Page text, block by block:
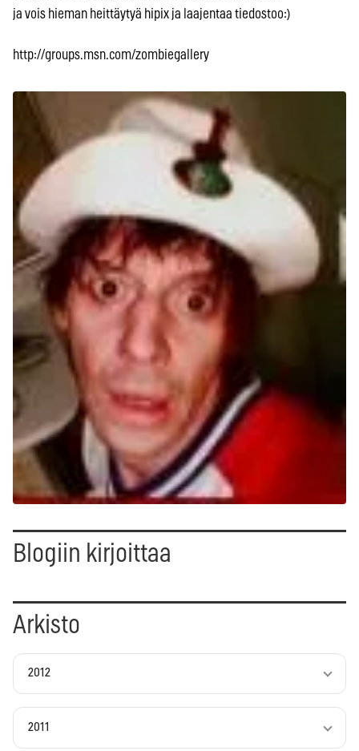
ja vois hieman heittäytyä hipix ja laajentaa tiedostoo:)
http://groups.msn.com/zombiegallery
Blogiin kirjoittaa
Arkisto
2012
2011